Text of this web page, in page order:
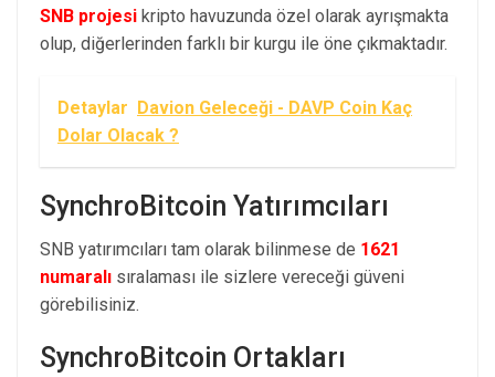
SNB projesi kripto havuzunda özel olarak ayrışmakta
olup, diğerlerinden farklı bir kurgu ile öne çıkmaktadır.
Detaylar Davion Geleceği - DAVP Coin Kaç
Dolar Olacak ?
SynchroBitcoin Yatırımcıları
SNB yatırımcıları tam olarak bilinmese de 1621
numaralı sıralaması ile sizlere vereceği güveni
görebilisiniz.
SynchroBitcoin Ortakları